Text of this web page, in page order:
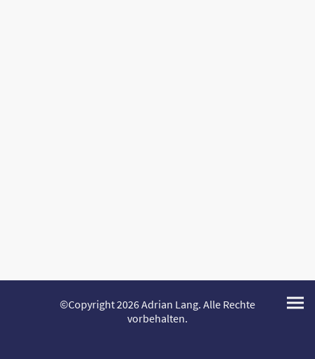
©Copyright 2026 Adrian Lang. Alle Rechte
vorbehalten.